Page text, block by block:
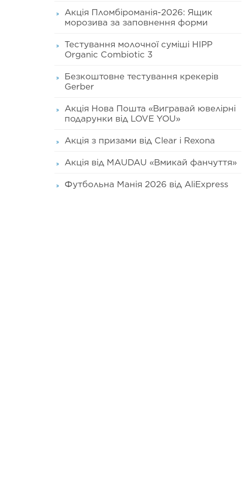
Акція Пломбіроманія-2026: Ящик
морозива за заповнення форми
Тестування молочної суміші HIPP
Organic Combiotic 3
Безкоштовне тестування крекерів
Gerber
Акція Нова Пошта «Вигравай ювелірні
подарунки від LOVE YOU»
Акція з призами від Clear і Rexona
Акція від MAUDAU «Вмикай фанчуття»
Футбольна Манія 2026 від AliExpress